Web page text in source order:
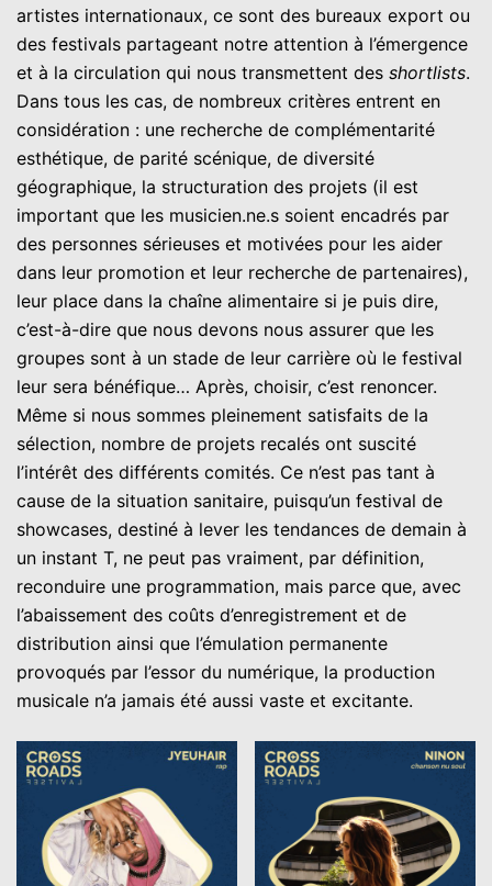
artistes internationaux, ce sont des bureaux export ou
des festivals partageant notre attention à l’émergence
et à la circulation qui nous transmettent des shortlists.
Dans tous les cas, de nombreux critères entrent en
considération : une recherche de complémentarité
esthétique, de parité scénique, de diversité
géographique, la structuration des projets (il est
important que les musicien.ne.s soient encadrés par
des personnes sérieuses et motivées pour les aider
dans leur promotion et leur recherche de partenaires),
leur place dans la chaîne alimentaire si je puis dire,
c’est-à-dire que nous devons nous assurer que les
groupes sont à un stade de leur carrière où le festival
leur sera bénéfique… Après, choisir, c’est renoncer.
Même si nous sommes pleinement satisfaits de la
sélection, nombre de projets recalés ont suscité
l’intérêt des différents comités. Ce n’est pas tant à
cause de la situation sanitaire, puisqu’un festival de
showcases, destiné à lever les tendances de demain à
un instant T, ne peut pas vraiment, par définition,
reconduire une programmation, mais parce que, avec
l’abaissement des coûts d’enregistrement et de
distribution ainsi que l’émulation permanente
provoqués par l’essor du numérique, la production
musicale n’a jamais été aussi vaste et excitante.